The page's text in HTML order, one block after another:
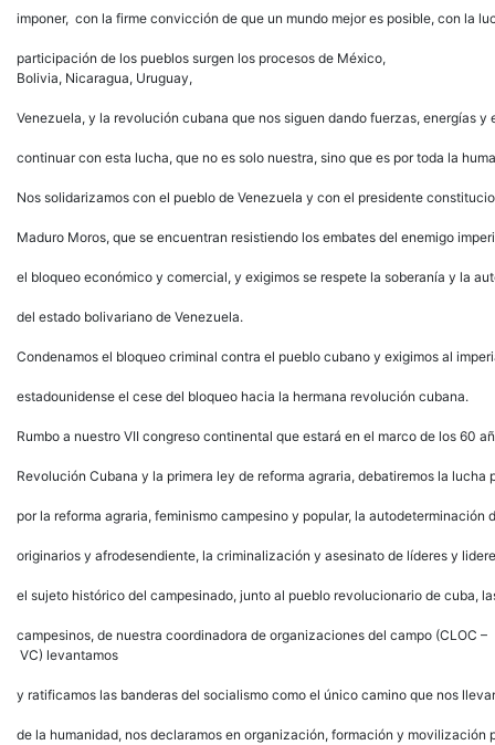
imponer, con la firme convicción de que un mundo mejor es posible, con la
participación de los pueblos surgen los procesos de México,
Bolivia, Nicaragua, Uruguay,
Venezuela, y la revolución cubana que nos siguen dando fuerzas, energías y
continuar con esta lucha, que no es solo nuestra, sino que es por toda la
Nos solidarizamos con el pueblo de Venezuela y con el presidente
Maduro Moros, que se encuentran resistiendo los embates del enemigo
el bloqueo económico y comercial, y exigimos se respete la soberanía y la
del estado bolivariano de Venezuela.
Condenamos el bloqueo criminal contra el pueblo cubano y exigimos al
estadounidense el cese del bloqueo hacia la hermana revolución cubana.
Rumbo a nuestro VII congreso continental que estará en el marco de los 60
Revolución Cubana y la primera ley de reforma agraria, debatiremos la lucha
por la reforma agraria, feminismo campesino y popular, la autodeterminación
originarios y afrodesendiente, la criminalización y asesinato de líderes y
el sujeto histórico del campesinado, junto al pueblo revolucionario de cuba,
campesinos, de nuestra coordinadora de organizaciones del campo (CLOC –
VC) levantamos
y ratificamos las banderas del socialismo como el único camino que nos
de la humanidad, nos declaramos en organización, formación y movilización